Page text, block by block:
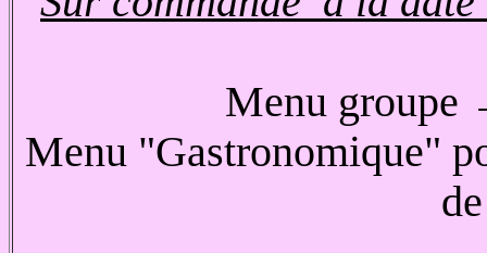
Menu groupe
Menu "Gastronomique"